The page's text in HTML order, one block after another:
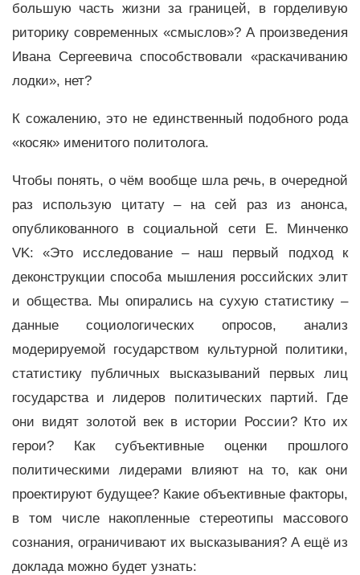
большую часть жизни за границей, в горделивую
риторику современных «смыслов»? А произведения
Ивана Сергеевича способствовали «раскачиванию
лодки», нет?
К сожалению, это не единственный подобного рода
«косяк» именитого политолога.
Чтобы понять, о чём вообще шла речь, в очередной
раз использую цитату – на сей раз из анонса,
опубликованного в социальной сети Е. Минченко
VK: «Это исследование – наш первый подход к
деконструкции способа мышления российских элит
и общества. Мы опирались на сухую статистику –
данные социологических опросов, анализ
модерируемой государством культурной политики,
статистику публичных высказываний первых лиц
государства и лидеров политических партий. Где
они видят золотой век в истории России? Кто их
герои? Как субъективные оценки прошлого
политическими лидерами влияют на то, как они
проектируют будущее? Какие объективные факторы,
в том числе накопленные стереотипы массового
сознания, ограничивают их высказывания? А ещё из
доклада можно будет узнать: